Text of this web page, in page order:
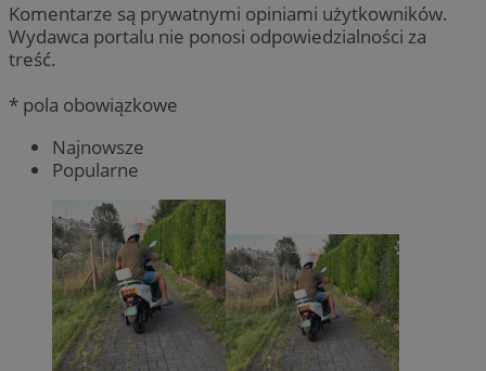
Komentarze są prywatnymi opiniami użytkowników.
Wydawca portalu nie ponosi odpowiedzialności za
treść.
* pola obowiązkowe
Najnowsze
Popularne